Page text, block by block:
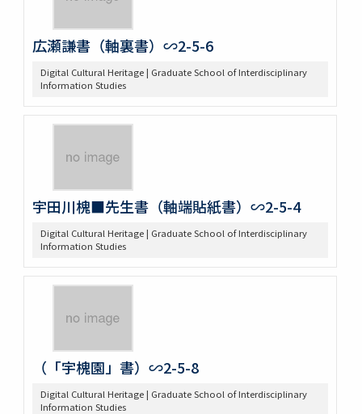
広瀬謙書（軸裏書）∽2-5-6
Digital Cultural Heritage | Graduate School of Interdisciplinary
Information Studies
宇田川槐■先生書（軸端貼紙書）∽2-5-4
Digital Cultural Heritage | Graduate School of Interdisciplinary
Information Studies
（「宇槐園」書）∽2-5-8
Digital Cultural Heritage | Graduate School of Interdisciplinary
Information Studies